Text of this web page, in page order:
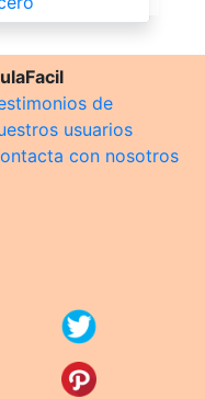
de
usuarios
con nosotros